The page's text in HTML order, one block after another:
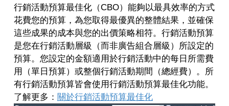
行銷活動預算最佳化（CBO）能夠以最具效率的方式
花費您的預算，為您取得最優異的整體結果，並確保
這些成果的成本與您的出價策略相符。行銷活動預算
是您在行銷活動層級（而非廣告組合層級）所設定的
預算。您設定的金額適用於行銷活動中的每日所需費
用（單日預算）或整個行銷活動期間（總經費）。所
有行銷活動預算皆會使用行銷活動預算最佳化功能。
了解更多： 關於行銷活動預算最佳化